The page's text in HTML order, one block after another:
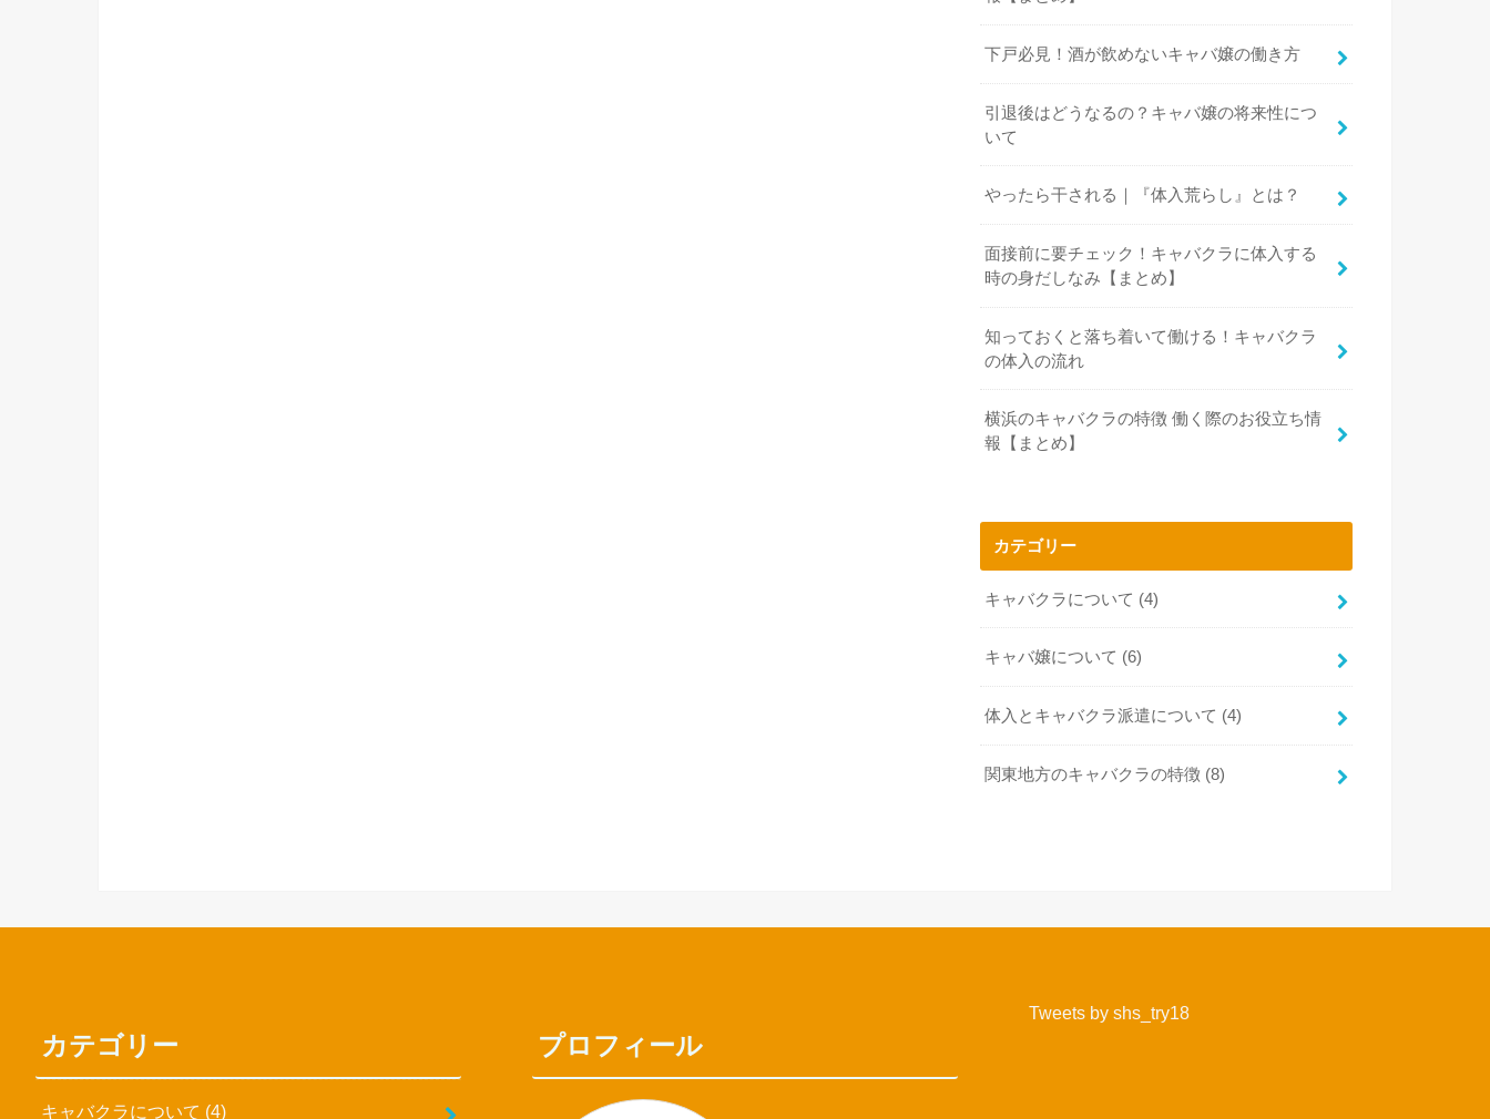
下戸必見！酒が飲めないキャバ嬢の働き方
引退後はどうなるの？キャバ嬢の将来性につ
いて
やったら干される｜『体入荒らし』とは？
面接前に要チェック！キャバクラに体入する
時の身だしなみ【まとめ】
知っておくと落ち着いて働ける！キャバクラ
の体入の流れ
横浜のキャバクラの特徴 働く際のお役立ち情
報【まとめ】
カテゴリー
キャバクラについて (4)
キャバ嬢について (6)
体入とキャバクラ派遣について (4)
関東地方のキャバクラの特徴 (8)
カテゴリー
キャバクラについて (4)
プロフィール
Tweets by shs_try18